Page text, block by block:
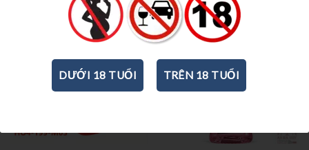
DƯỚI 18 TUỔI TRÊN 18 TUỔI